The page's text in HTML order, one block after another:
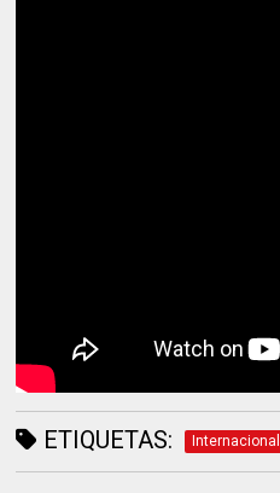
ETIQUETAS: Internacional